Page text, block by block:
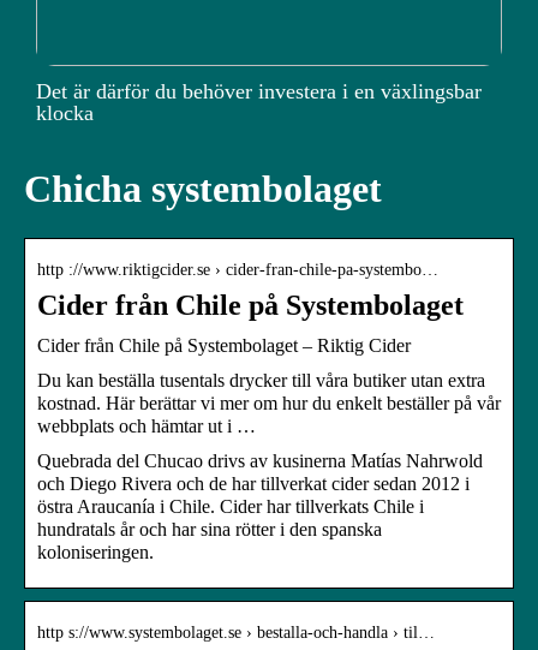
Det är därför du behöver investera i en växlingsbar
klocka
Chicha systembolaget
http ://www.riktigcider.se › cider-fran-chile-pa-systembo…
Cider från Chile på Systembolaget
Cider från Chile på Systembolaget – Riktig Cider
Du kan beställa tusentals drycker till våra butiker utan extra
kostnad. Här berättar vi mer om hur du enkelt beställer på vår
webbplats och hämtar ut i …
Quebrada del Chucao drivs av kusinerna Matías Nahrwold
och Diego Rivera och de har tillverkat cider sedan 2012 i
östra Araucanía i Chile. Cider har tillverkats Chile i
hundratals år och har sina rötter i den spanska
koloniseringen.
http s://www.systembolaget.se › bestalla-och-handla › til…